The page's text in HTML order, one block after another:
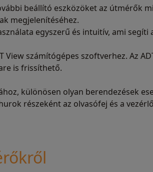
beállító eszközöket az útmérők
megjelenítéséhez.
egyszerű és intuitív, ami segíti
View számítógépes szoftverhez. Az
is frissíthető.
különösen olyan berendezések
részeként az olvasófej és a